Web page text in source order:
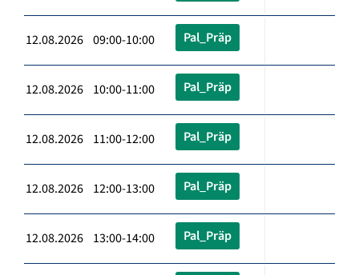
12.08.2026 09:00-10:00 Pal_Präp
12.08.2026 10:00-11:00 Pal_Präp
12.08.2026 11:00-12:00 Pal_Präp
12.08.2026 12:00-13:00 Pal_Präp
12.08.2026 13:00-14:00 Pal_Präp